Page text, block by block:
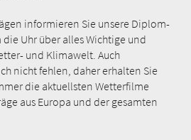
informieren Sie unsere Diplom-
Uhr über alles Wichtige und
und Klimawelt. Auch
nicht fehlen, daher erhalten Sie
die aktuellsten Wetterfilme
aus Europa und der gesamten